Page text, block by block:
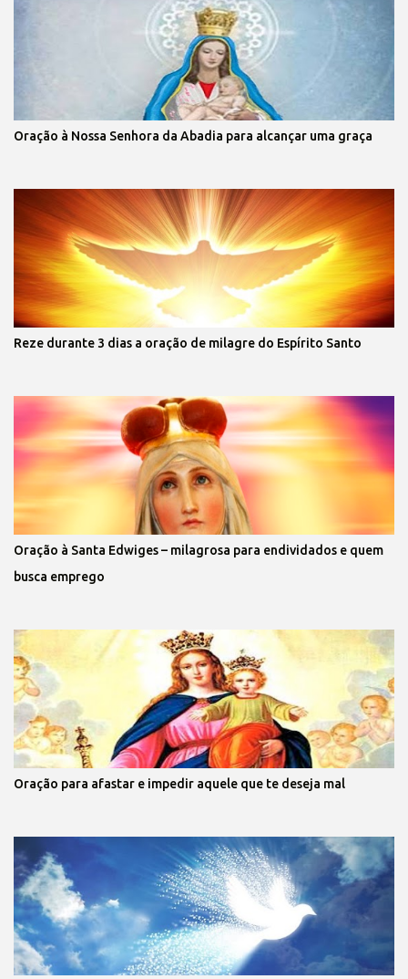
Oração à Nossa Senhora da Abadia para alcançar uma graça
Reze durante 3 dias a oração de milagre do Espírito Santo
Oração à Santa Edwiges – milagrosa para endividados e quem
busca emprego
Oração para afastar e impedir aquele que te deseja mal